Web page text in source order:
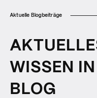
Aktuelle Blogbeiträge
WISSEN
BLOG